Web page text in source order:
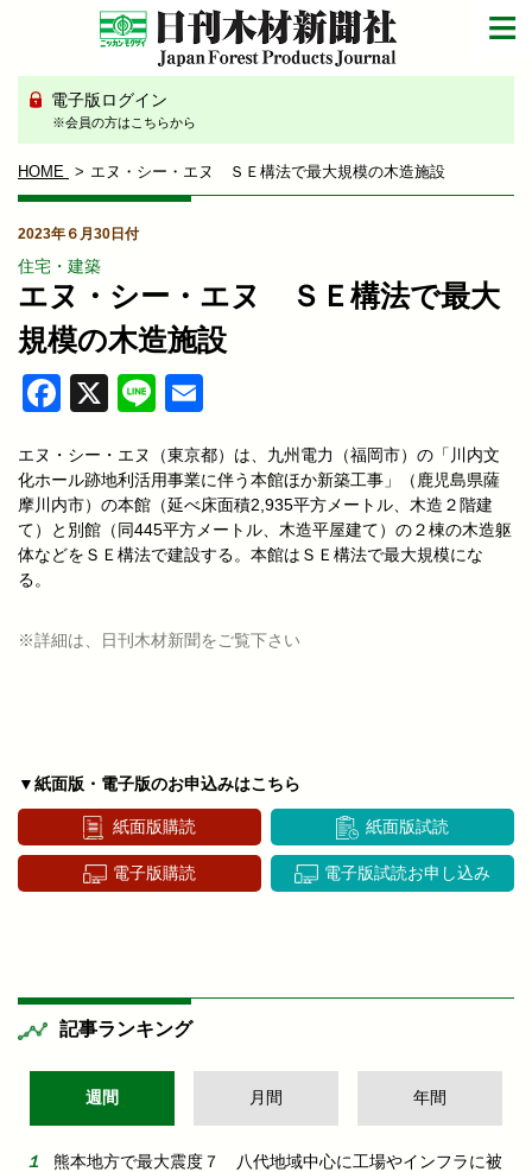
電子版ログイン
※会員の方はこちらから
HOME エヌ・シー・エヌ ＳＥ構法で最大規模の木造施設
2023年６月30日付
住宅・建築
エヌ・シー・エヌ ＳＥ構法で最大
規模の木造施設
Facebook
X Line
エヌ・シー・エヌ（東京都）は、九州電力（福岡市）の「川内文
化ホール跡地利活用事業に伴う本館ほか新築工事」（鹿児島県薩
摩川内市）の本館（延べ床面積2,935平方メートル、木造２階建
て）と別館（同445平方メートル、木造平屋建て）の２棟の木造躯
体などをＳＥ構法で建設する。本館はＳＥ構法で最大規模にな
る。
※詳細は、日刊木材新聞をご覧下さい
▼紙面版・電子版のお申込みはこちら
紙面版購読 紙面版試読
電子版購読 電子版試読お申し込み
記事ランキング
週間 月間 年間
熊本地方で最大震度７ 八代地域中心に工場やインフラに被